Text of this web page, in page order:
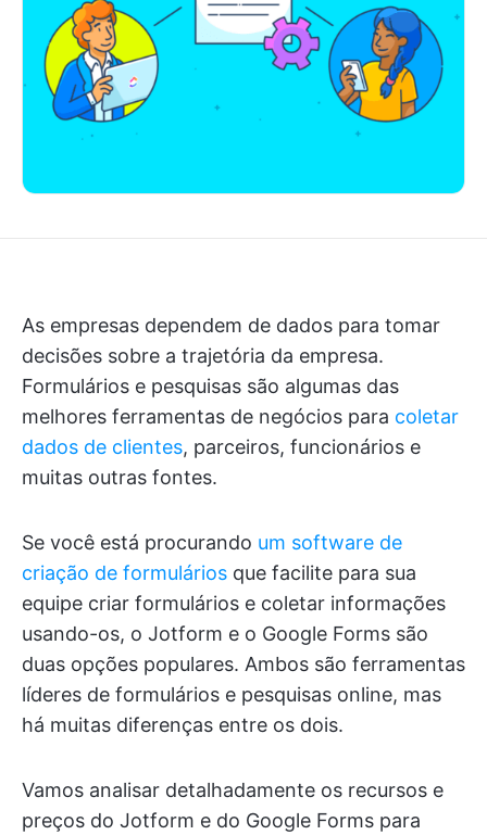
As empresas dependem de dados para tomar
decisões sobre a trajetória da empresa.
Formulários e pesquisas são algumas das
melhores ferramentas de negócios para coletar
dados de clientes, parceiros, funcionários e
muitas outras fontes.
Se você está procurando um software de
criação de formulários que facilite para sua
equipe criar formulários e coletar informações
usando-os, o Jotform e o Google Forms são
duas opções populares. Ambos são ferramentas
líderes de formulários e pesquisas online, mas
há muitas diferenças entre os dois.
Vamos analisar detalhadamente os recursos e
preços do Jotform e do Google Forms para